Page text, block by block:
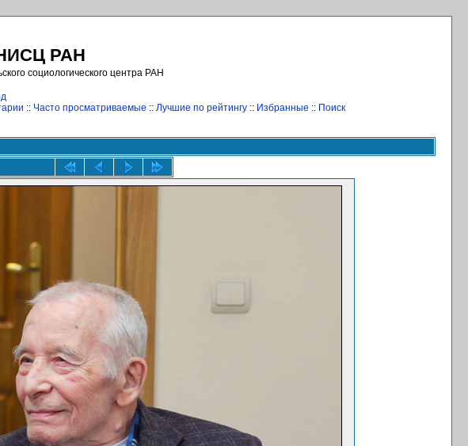
РАН
социологического центра РАН
:: Часто просматриваемые :: Лучшие по рейтингу:: Избранные :: Поиск